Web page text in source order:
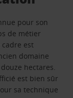
pour son
de métier
est
domaine
hectares.
est bien sûr
sa technique